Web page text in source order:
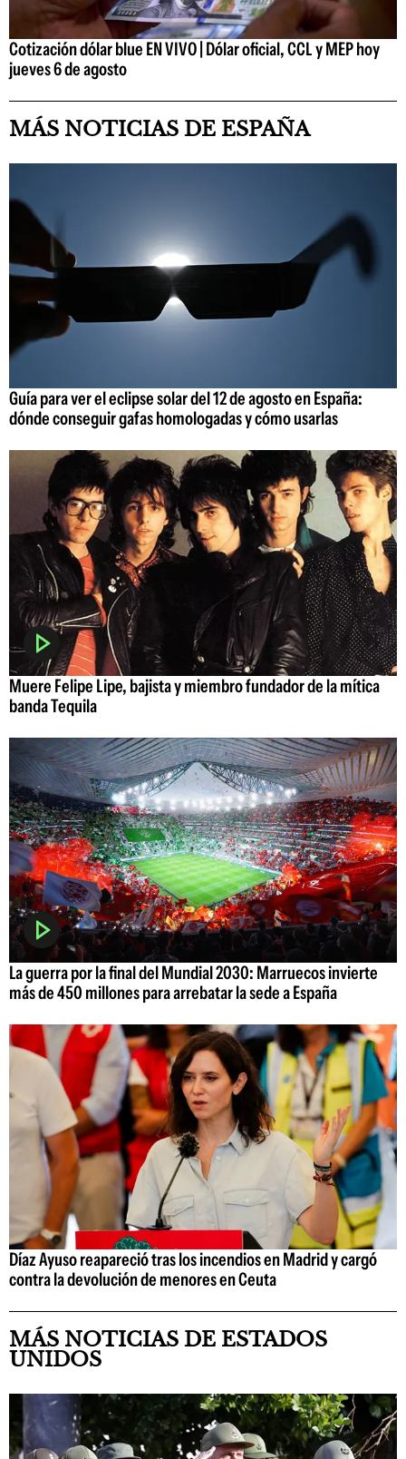
Cotización dólar blue EN VIVO | Dólar oficial, CCL y MEP hoy
jueves 6 de agosto
MÁS NOTICIAS DE ESPAÑA
Guía para ver el eclipse solar del 12 de agosto en España:
dónde conseguir gafas homologadas y cómo usarlas
Muere Felipe Lipe, bajista y miembro fundador de la mítica
banda Tequila
La guerra por la final del Mundial 2030: Marruecos invierte
más de 450 millones para arrebatar la sede a España
Díaz Ayuso reapareció tras los incendios en Madrid y cargó
contra la devolución de menores en Ceuta
MÁS NOTICIAS DE ESTADOS
UNIDOS